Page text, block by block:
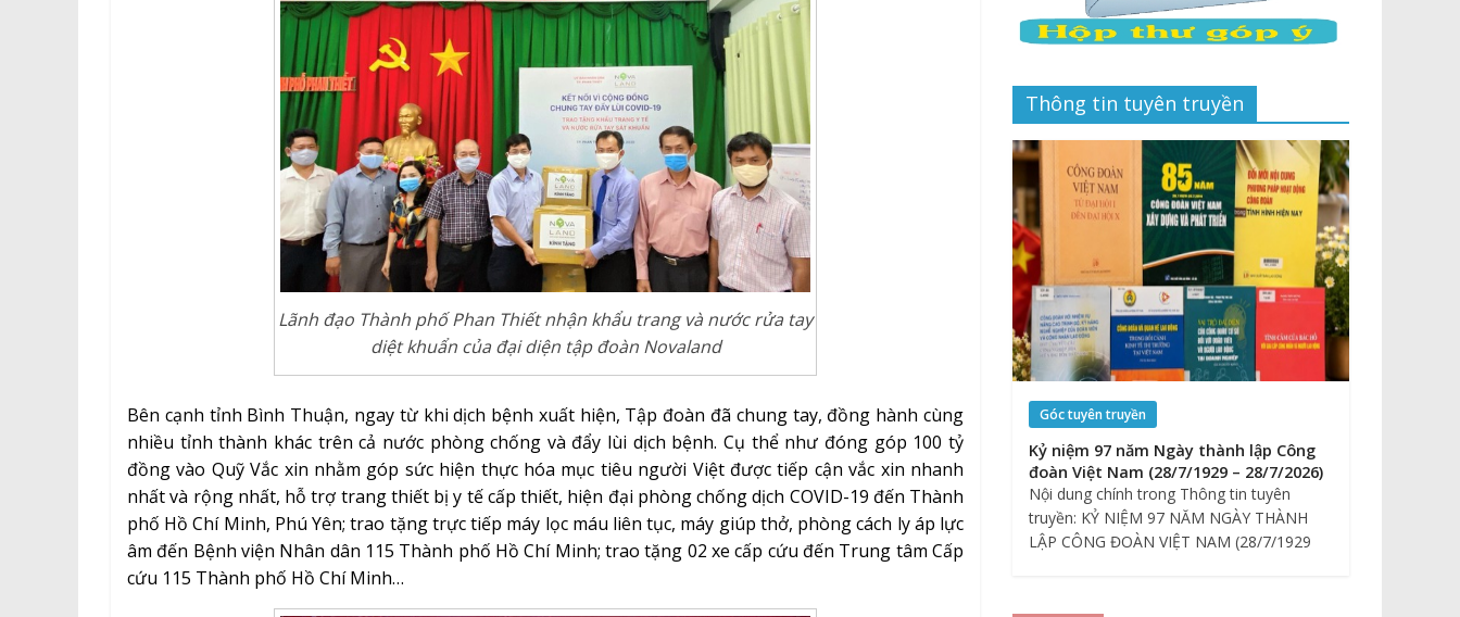
Lãnh đạo Thành phố Phan Thiết nhận khẩu trang và nước rửa tay
diệt khuẩn của đại diện tập đoàn Novaland
Bên cạnh tỉnh Bình Thuận, ngay từ khi dịch bệnh xuất hiện, Tập đoàn đã chung tay, đồng hành cùng
nhiều tỉnh thành khác trên cả nước phòng chống và đẩy lùi dịch bệnh. Cụ thể như đóng góp 100 tỷ
đồng vào Quỹ Vắc xin nhằm góp sức hiện thực hóa mục tiêu người Việt được tiếp cận vắc xin nhanh
nhất và rộng nhất, hỗ trợ trang thiết bị y tế cấp thiết, hiện đại phòng chống dịch COVID-19 đến Thành
phố Hồ Chí Minh, Phú Yên; trao tặng trực tiếp máy lọc máu liên tục, máy giúp thở, phòng cách ly áp lực
âm đến Bệnh viện Nhân dân 115 Thành phố Hồ Chí Minh; trao tặng 02 xe cấp cứu đến Trung tâm Cấp
cứu 115 Thành phố Hồ Chí Minh…
Thông tin tuyên truyền
Góc tuyên truyền
Kỷ niệm 97 năm Ngày thành lập Công
đoàn Việt Nam (28/7/1929 – 28/7/2026)
Nội dung chính trong Thông tin tuyên
truyền: KỶ NIỆM 97 NĂM NGÀY THÀNH
LẬP CÔNG ĐOÀN VIỆT NAM (28/7/1929